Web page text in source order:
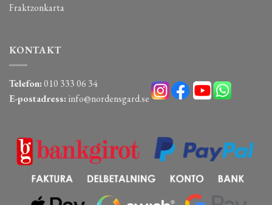
Fraktzonkarta
KONTAKT
Telefon:010 333 06 34
E-postadress: info@nordensgard.se